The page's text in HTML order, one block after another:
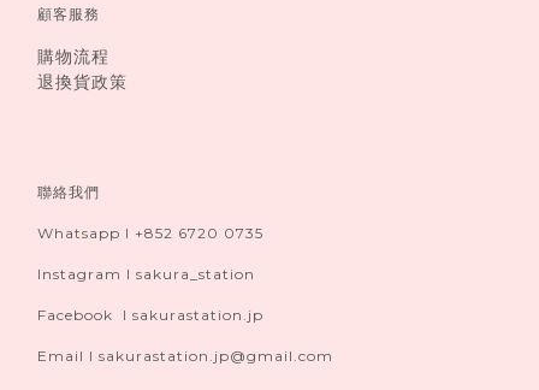
顧客服務
購物流程
退換貨政策
聯絡我們
Whatsapp I +852 6720 0735
Instagram I sakura_station
Facebook I sakurastation.jp
Email I sakurastation.jp@gmail.com